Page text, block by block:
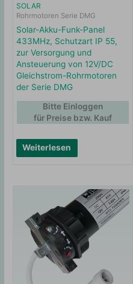
SOLAR
Rohrmotoren Serie DMG
Solar-Akku-Funk-Panel
433MHz, Schutzart IP 55,
zur Versorgung und
Ansteuerung von 12V/DC
Gleichstrom-Rohrmotoren
der Serie DMG
Weiterlesen
Bitte Einloggen
für Preise bzw. Kauf